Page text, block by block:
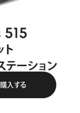
購入する